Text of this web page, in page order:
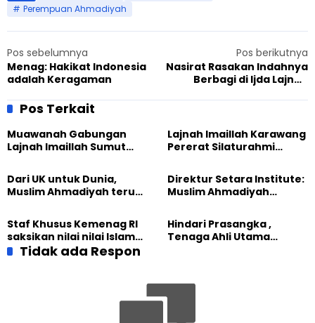
Perempuan Ahmadiyah
Pos sebelumnya
Menag: Hakikat Indonesia
adalah Keragaman
Pos berikutnya
Nasirat Rasakan Indahnya
Berbagi di Ijda Lajnah
Pos Terkait
Muawanah Gabungan
Lajnah Imaillah Sumut
hingga Edukasi Tangani
Sampah
Lajnah Imaillah Karawang
Pererat Silaturahmi
Masak Bersama
Dari UK untuk Dunia,
Muslim Ahmadiyah terus
Kemanusiaan Global
Direktur Setara Institute:
Muslim Ahmadiyah
Dunia dari “Infrastruktur
Kemanusiaan”
Staf Khusus Kemenag RI
saksikan nilai nilai Islam
dalam Jalsah Salanah
Internasional Muslim
Hindari Prasangka ,
Tenaga Ahli Utama
Ahmadiyah di Inggris
Tidak ada Respon